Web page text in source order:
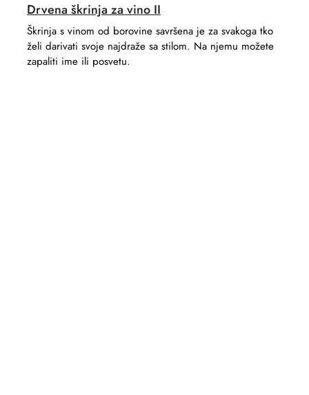
Drvena škrinja za vino II
Škrinja s vinom od borovine savršena je za svakoga tko
želi darivati ​​svoje najdraže sa stilom. Na njemu možete
zapaliti ime ili posvetu.